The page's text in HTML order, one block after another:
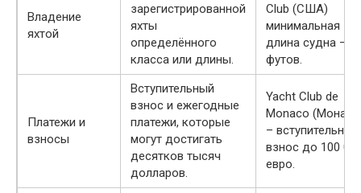
Владение
яхтой
зарегистрированной
яхты
определённого
класса или длины.
Club (США)
минимальная
длина судна —
футов.
Платежи и
взносы
Вступительный
взнос и ежегодные
платежи, которые
могут достигать
десятков тысяч
долларов.
Yacht Club de
Monaco
– вступительный
взнос до 100
евро.